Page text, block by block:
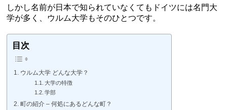
しかし名前が日本で知られていなくてもドイツには名門大
学が多く、ウルム大学もそのひとつです。
目次
ウルム大学 どんな大学？
大学の特徴
学部
町の紹介 – 何処にあるどんな町？